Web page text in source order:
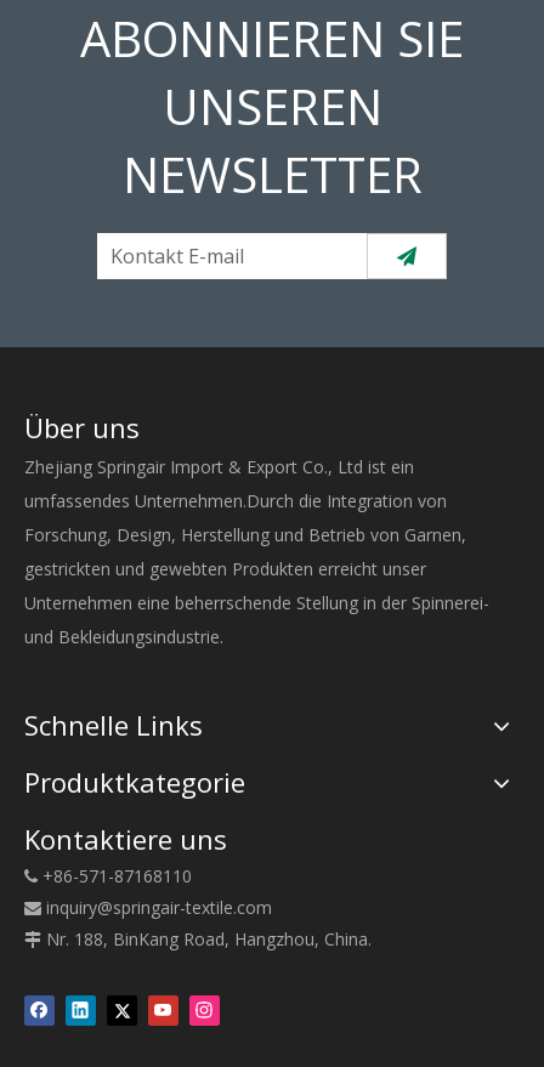
ABONNIEREN SIE
UNSEREN
NEWSLETTER
Über uns
Zhejiang Springair Import & Export Co., Ltd ist ein
umfassendes Unternehmen.Durch die Integration von
Forschung, Design, Herstellung und Betrieb von Garnen,
gestrickten und gewebten Produkten erreicht unser
Unternehmen eine beherrschende Stellung in der Spinnerei-
und Bekleidungsindustrie.
Schnelle Links
Produktkategorie
Kontaktiere uns
 +86-571-87168110
 inquiry@springair-textile.com
 Nr. 188, BinKang Road, Hangzhou, China.